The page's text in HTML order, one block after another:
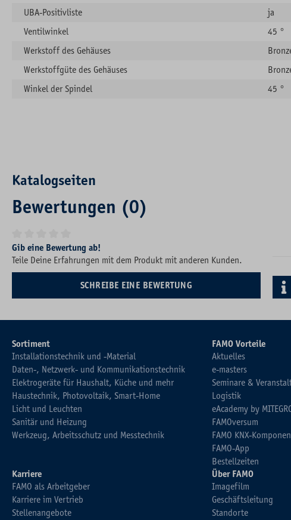
UBA-Positivliste
ja
Ventilwinkel
45 °
Werkstoff des Gehäuses
Werkstoffgüte des Gehäuses
Winkel der Spindel
45 °
Katalogseiten
Bewertungen (0)
Durchschnittliche Bewertung von 0 von 5 Sternen
Gib eine Bewertung ab!
Teile Deine Erfahrungen mit dem Produkt mit anderen Kunden.
SCHREIBE EINE BEWERTUNG
Sortiment
Installationstechnik und -Material
Daten-, Netzwerk- und Kommunikationstechnik
Elektrogeräte für Haushalt, Küche und mehr
Haustechnik, Photovoltaik, Smart-Home
Licht und Leuchten
Sanitär und Heizung
Werkzeug, Arbeitsschutz und Messtechnik
FAMO Vorteile
Aktuelles
e-masters
Seminare &
Logistik
eAcademy by
FAMOversum
FAMO KNX-
FAMO-App
Bestellzeiten
Karriere
FAMO als Arbeitgeber
Karriere im Vertrieb
Stellenangebote
Über FAMO
Imagefilm
Geschäftsleitung
Standorte